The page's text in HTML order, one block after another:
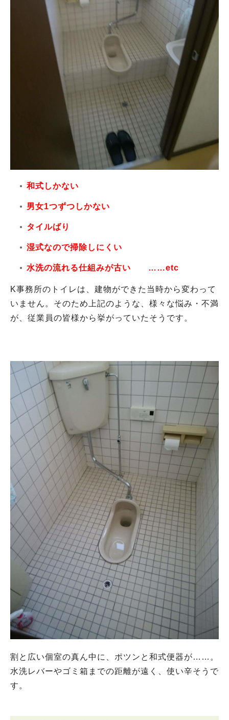
和式しかない
男女1つずつしかない
タイルばり
湿式なので掃除しにくい
水洗の流れる仕組みが古い ……etc
K事務所のトイレは、建物ができた当時から変わって
いません。そのため上記のような、様々な悩み・不満
が、従業員の皆様から挙がっていたそうです。
割と広い個室の真ん中に、ポツンと和式便器が……。
水洗レバーやゴミ箱までの距離が遠く、使い辛そうで
す。